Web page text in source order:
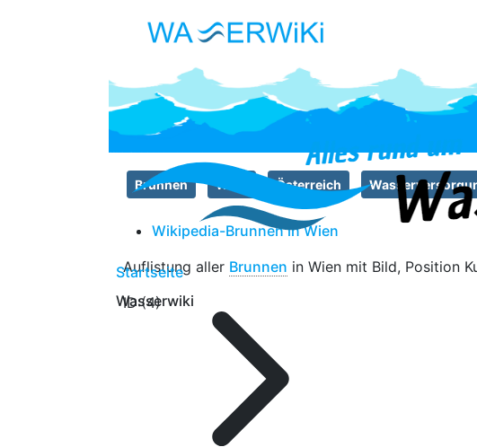
Startseite
Wasserwiki
Brunnen Wien Österreich
Wikipedia-Brunnen in Wien
Auflistung aller Brunnen in Wien mit Bild, Position
ID:(4)